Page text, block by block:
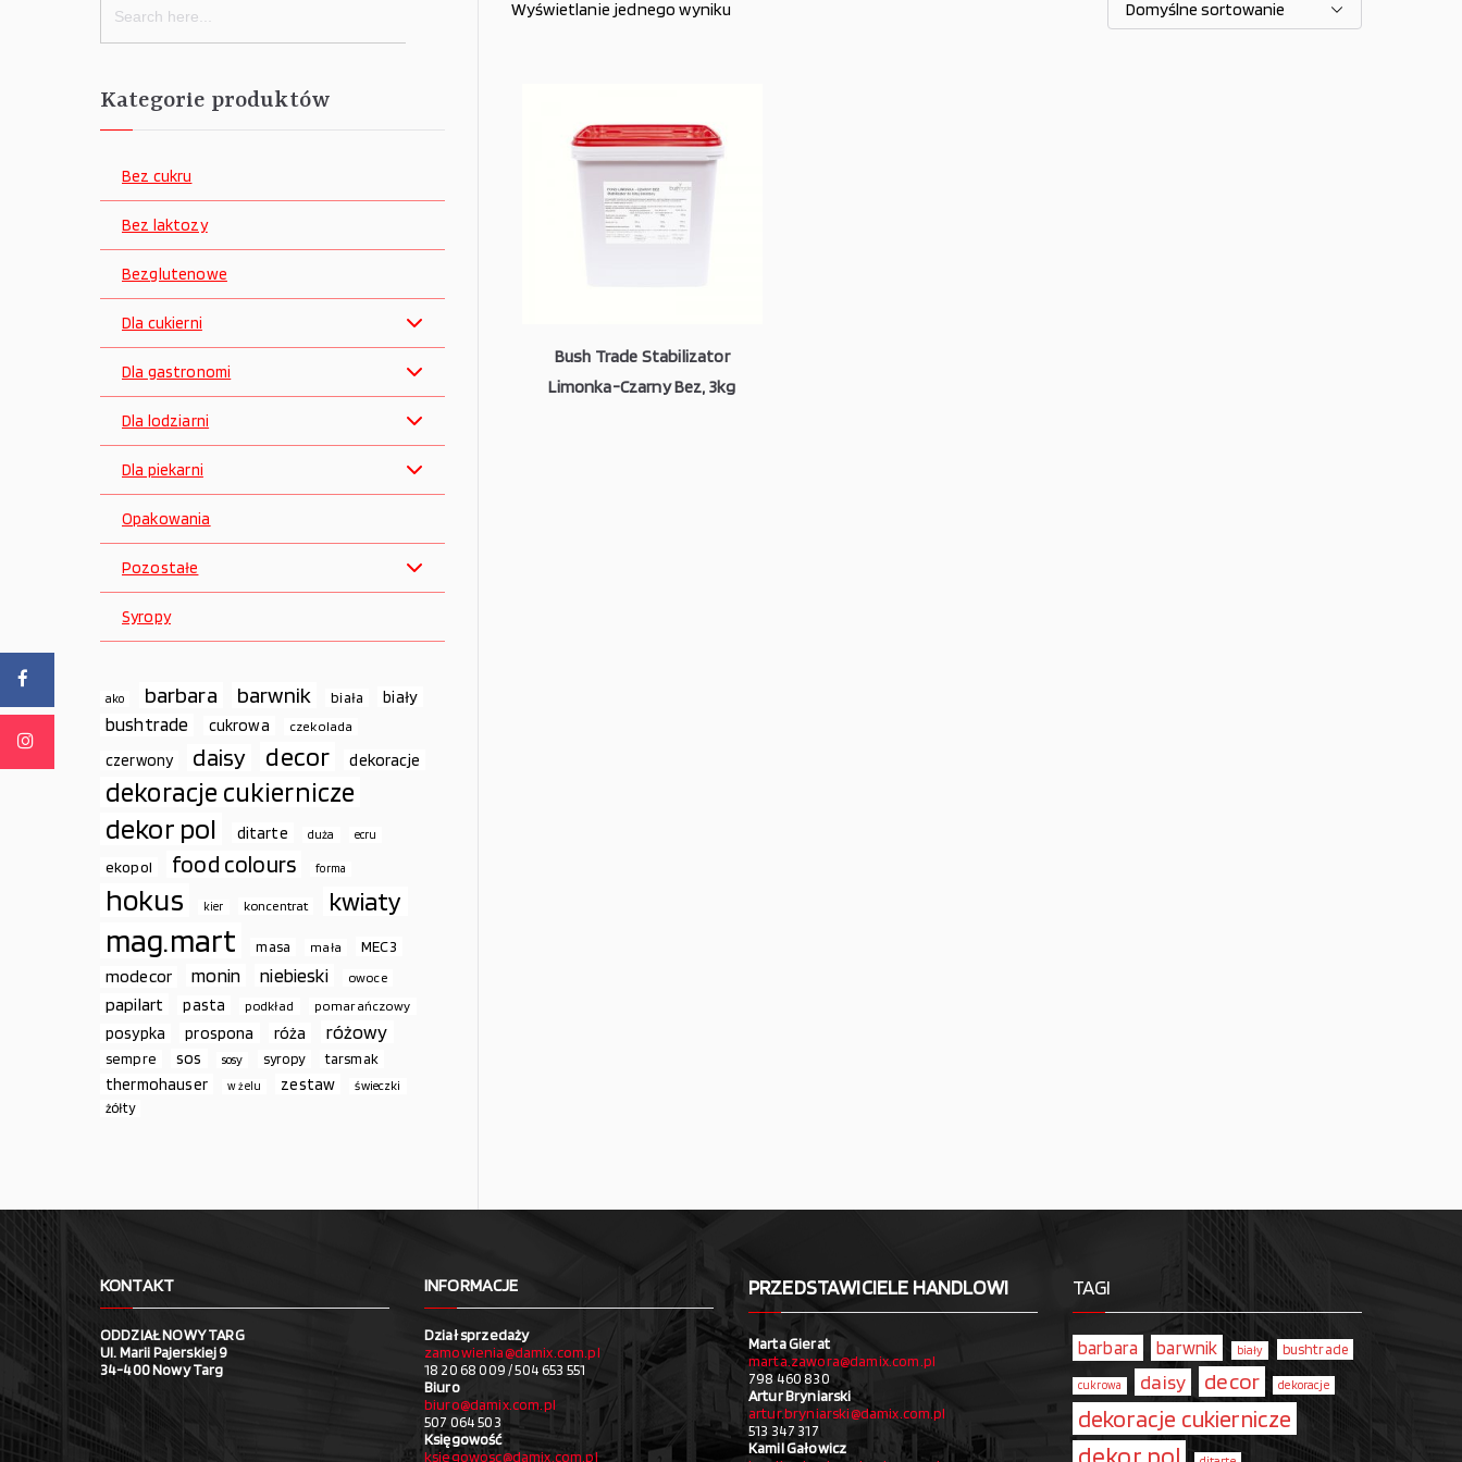
Wyświetlanie jednego wyniku
Bush Trade Stabilizator
Limonka-Czarny Bez, 3kg
for:
Kategorie produktów
Bez cukru
Bez laktozy
Bezglutenowe
Dla cukierni
Dla gastronomi
Dla lodziarni
Dla piekarni
Opakowania
Pozostałe
Syropy
ako barbara barwnik biała biały
bushtrade cukrowa czekolada
czerwony daisy decor dekoracje
dekoracje cukiernicze
dekor pol ditarte duża ecru
ekopol food colours forma
hokus kier koncentrat kwiaty
mag.mart masa mała MEC3
modecor monin niebieski owoce
papilart pasta podkład pomarańczowy
posypka prospona róża różowy
sempre sos sosy syropy tarsmak
thermohauser w żelu zestaw świeczki
żółty
KONTAKT
ODDZIAŁ NOWY TARG
Ul. Marii Pajerskiej 9
34-400 Nowy Targ
INFORMACJE
Dział sprzedaży
zamowienia@damix.com.pl
18 20 68 009 / 504 653 551
Biuro
biuro@damix.com.pl
507 064 503
Księgowość
ksiegowosc@damix.com.pl
PRZEDSTAWICIELE HANDLOWI
Marta Gierat
marta.zawora@damix.com.pl
798 460 830
Artur Bryniarski
artur.bryniarski@damix.com.pl
513 347 317
Kamil Gałowicz
TAGI
barbara barwnik biały bushtrade
cukrowa daisy decor dekoracje
dekoracje cukiernicze